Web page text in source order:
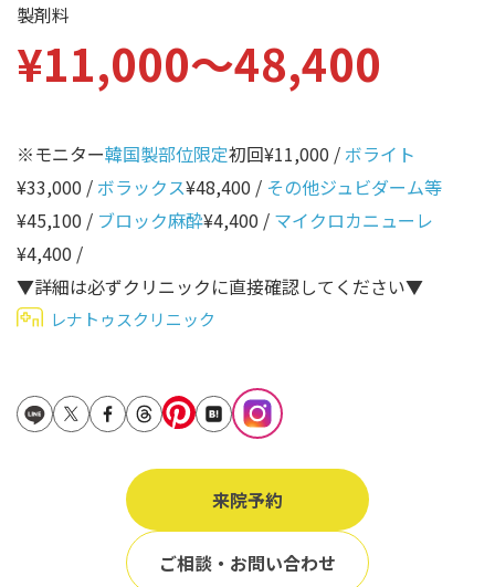
鼻翼基部
頬
口角
顎
ヒアルロン酸リフトアッ
プ
鎖骨
10代
40代
70代
80代
90代
Region
製剤料
¥11,000〜48,400
※モニター韓国製部位限定初回¥11,000 / ボライト
¥33,000 / ボラックス¥48,400 / その他ジュビダーム等
¥45,100 / ブロック麻酔¥4,400 / マイクロカニューレ
¥4,400 /
▼詳細は必ずクリニックに直接確認してください▼
レナトゥスクリニック
来院予約
ご相談・お問い合わせ